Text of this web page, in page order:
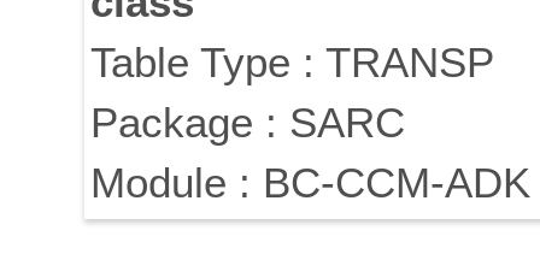
Table Type : TRANSP
Package : SARC
Module : BC-CCM-ADK